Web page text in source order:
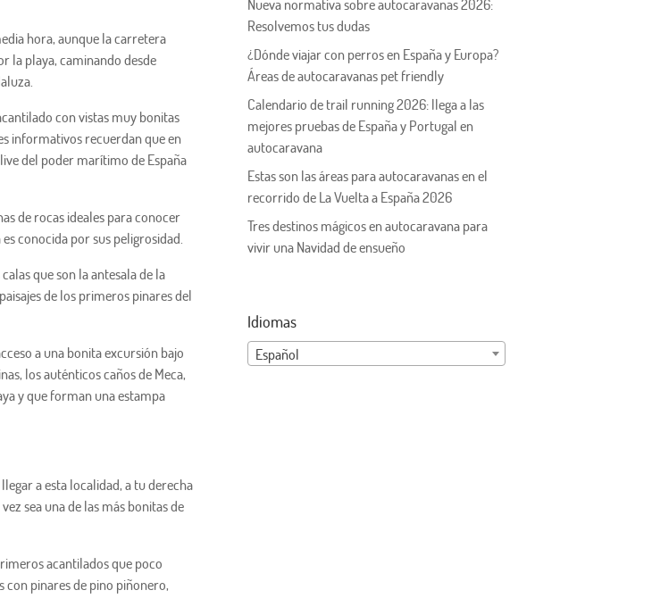
hora, aunque la carretera
la playa, caminando desde
con vistas muy bonitas
informativos recuerdan que en
del poder marítimo de España
de rocas ideales para conocer
conocida por sus peligrosidad.
que son la antesala de la
de los primeros pinares del
a una bonita excursión bajo
los auténticos caños de Meca,
y que forman una estampa
a esta localidad, a tu derecha
sea una de las más bonitas de
acantilados que poco
con pinares de pino piñonero,
Nueva normativa sobre autocaravanas 2026:
Resolvemos tus dudas
¿Dónde viajar con perros en España y Europa?
Áreas de autocaravanas pet friendly
Calendario de trail running 2026: llega a las
mejores pruebas de España y Portugal en
autocaravana
Estas son las áreas para autocaravanas en el
recorrido de La Vuelta a España 2026
Tres destinos mágicos en autocaravana para
vivir una Navidad de ensueño
Idiomas
Español